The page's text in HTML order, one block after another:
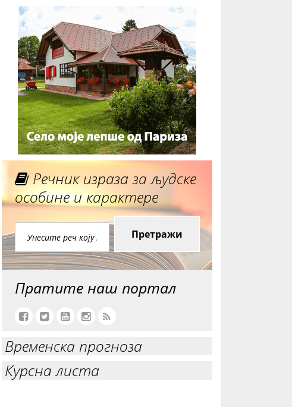
Речник израза за људске
особине и карактере
Претражи
Пратите наш портал
Временска прогноза
Курсна листа